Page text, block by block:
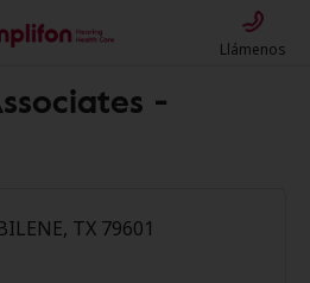
Llámenos
-
TX 79601